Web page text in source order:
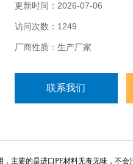
更新时间：2026-07-06
访问次数：1249
厂商性质：生产厂家
联系我们
主要的是进口PE材料无毒无味，不